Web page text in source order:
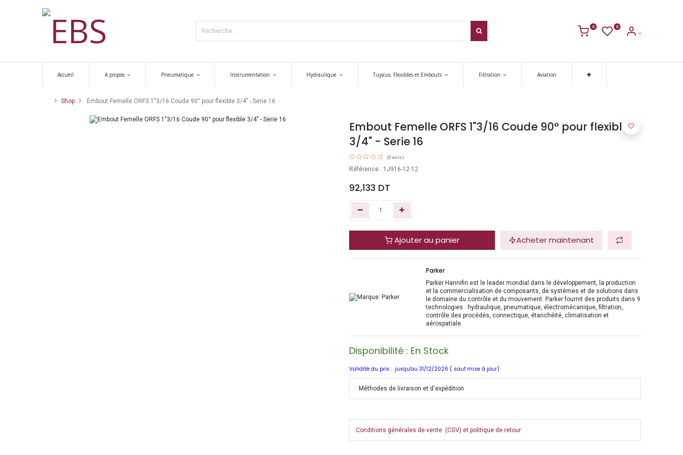
0 0
Accueil A propos Pneumatique Instrumentation Hydraulique Tuyaux, Flexibles et Embouts Filtration Aviation
Shop Embout Femelle ORFS 1"3/16 Coude 90° pour flexible 3/4" - Serie 16
Embout Femelle ORFS 1"3/16 Coude 90° pour flexible
3/4" - Serie 16
(0 avis)
Référence : 1J916-12-12
92,133 DT
Ajouter au panier Acheter maintenant
Parker
Parker Hannifin est le leader mondial dans le développement, la production
et la commercialisation de composants, de systèmes et de solutions dans
le domaine du contrôle et du mouvement. Parker fournit des produits dans 9
technologies : hydraulique, pneumatique, électromécanique, filtration,
contrôle des procédés, connectique, étanchéité, climatisation et
aérospatiale.
Disponibilité : En Stock
Validité du prix : jusqu'au 31/12/2026 ( sauf mise à jour)
Méthodes de livraison et d'expédition
Conditions générales de vente (CGV) et politique de retour